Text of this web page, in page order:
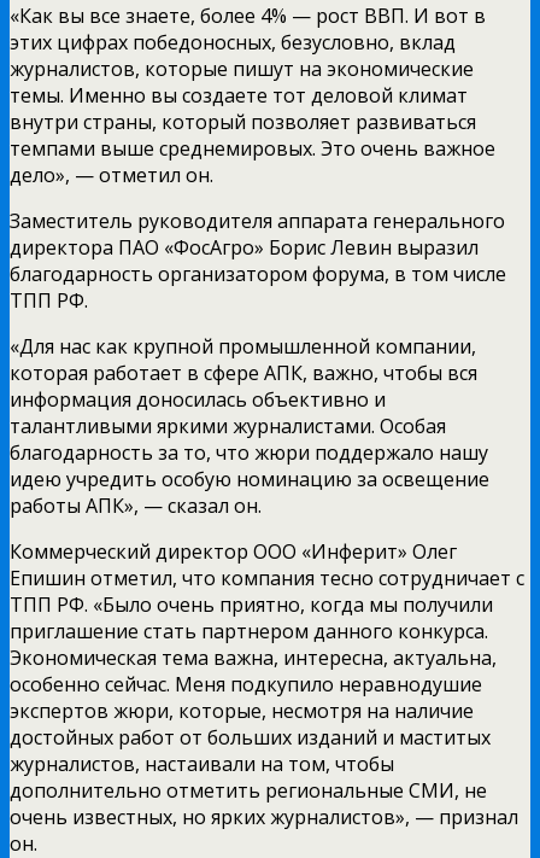
«Как вы все знаете, более 4% — рост ВВП. И вот в
этих цифрах победоносных, безусловно, вклад
журналистов, которые пишут на экономические
темы. Именно вы создаете тот деловой климат
внутри страны, который позволяет развиваться
темпами выше среднемировых. Это очень важное
дело», — отметил он.
Заместитель руководителя аппарата генерального
директора ПАО «ФосАгро» Борис Левин выразил
благодарность организатором форума, в том числе
ТПП РФ.
«Для нас как крупной промышленной компании,
которая работает в сфере АПК, важно, чтобы вся
информация доносилась объективно и
талантливыми яркими журналистами. Особая
благодарность за то, что жюри поддержало нашу
идею учредить особую номинацию за освещение
работы АПК», — сказал он.
Коммерческий директор ООО «Инферит» Олег
Епишин отметил, что компания тесно сотрудничает с
ТПП РФ. «Было очень приятно, когда мы получили
приглашение стать партнером данного конкурса.
Экономическая тема важна, интересна, актуальна,
особенно сейчас. Меня подкупило неравнодушие
экспертов жюри, которые, несмотря на наличие
достойных работ от больших изданий и маститых
журналистов, настаивали на том, чтобы
дополнительно отметить региональные СМИ, не
очень известных, но ярких журналистов», — признал
он.